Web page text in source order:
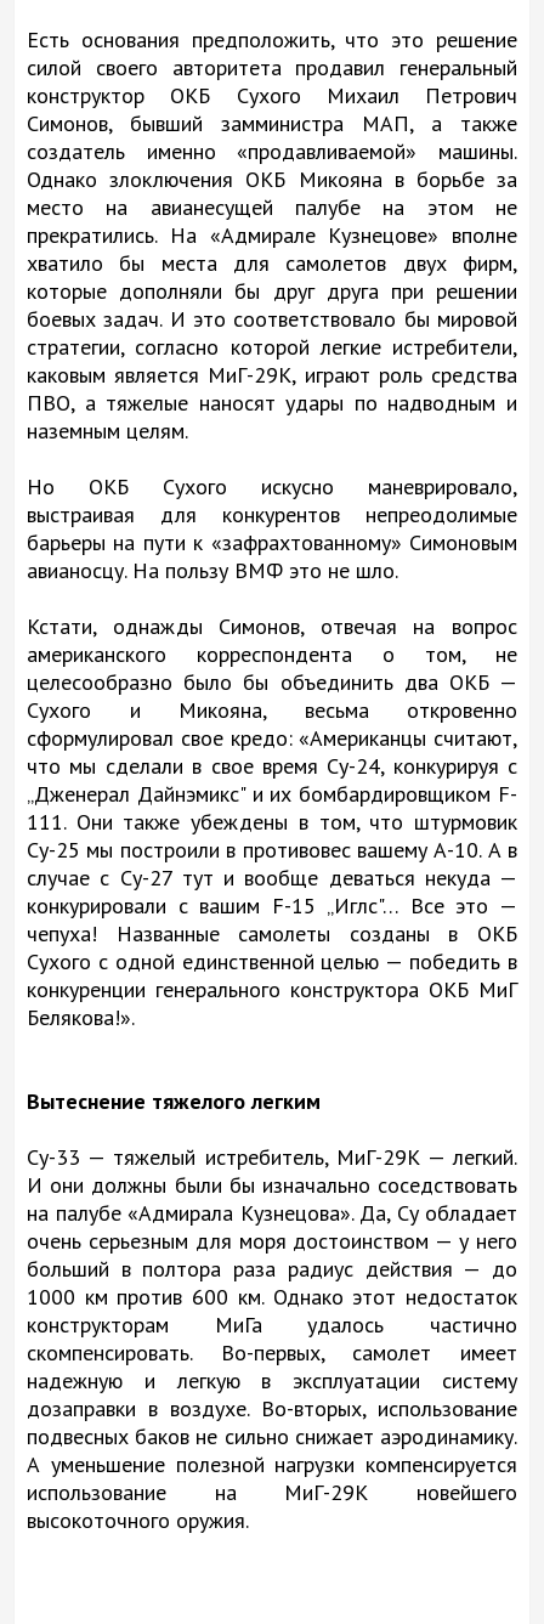
Есть основания предположить, что это решение
силой своего авторитета продавил генеральный
конструктор ОКБ Сухого Михаил Петрович
Симонов, бывший замминистра МАП, а также
создатель именно «продавливаемой» машины.
Однако злоключения ОКБ Микояна в борьбе за
место на авианесущей палубе на этом не
прекратились. На «Адмирале Кузнецове» вполне
хватило бы места для самолетов двух фирм,
которые дополняли бы друг друга при решении
боевых задач. И это соответствовало бы мировой
стратегии, согласно которой легкие истребители,
каковым является МиГ-29К, играют роль средства
ПВО, а тяжелые наносят удары по надводным и
наземным целям.
Но ОКБ Сухого искусно маневрировало,
выстраивая для конкурентов непреодолимые
барьеры на пути к «зафрахтованному» Симоновым
авианосцу. На пользу ВМФ это не шло.
Кстати, однажды Симонов, отвечая на вопрос
американского корреспондента о том, не
целесообразно было бы объединить два ОКБ —
Сухого и Микояна, весьма откровенно
сформулировал свое кредо: «Американцы считают,
что мы сделали в свое время Су-24, конкурируя с
„Дженерал Дайнэмикс" и их бомбардировщиком F-
111. Они также убеждены в том, что штурмовик
Су-25 мы построили в противовес вашему А-10. А в
случае с Су-27 тут и вообще деваться некуда —
конкурировали с вашим F-15 „Иглс"… Все это —
чепуха! Названные самолеты созданы в ОКБ
Сухого с одной единственной целью — победить в
конкуренции генерального конструктора ОКБ МиГ
Белякова!».
Вытеснение тяжелого легким
Су-33 — тяжелый истребитель, МиГ-29К — легкий.
И они должны были бы изначально соседствовать
на палубе «Адмирала Кузнецова». Да, Су обладает
очень серьезным для моря достоинством — у него
больший в полтора раза радиус действия — до
1000 км против 600 км. Однако этот недостаток
конструкторам МиГа удалось частично
скомпенсировать. Во-первых, самолет имеет
надежную и легкую в эксплуатации систему
дозаправки в воздухе. Во-вторых, использование
подвесных баков не сильно снижает аэродинамику.
А уменьшение полезной нагрузки компенсируется
использование на МиГ-29К новейшего
высокоточного оружия.